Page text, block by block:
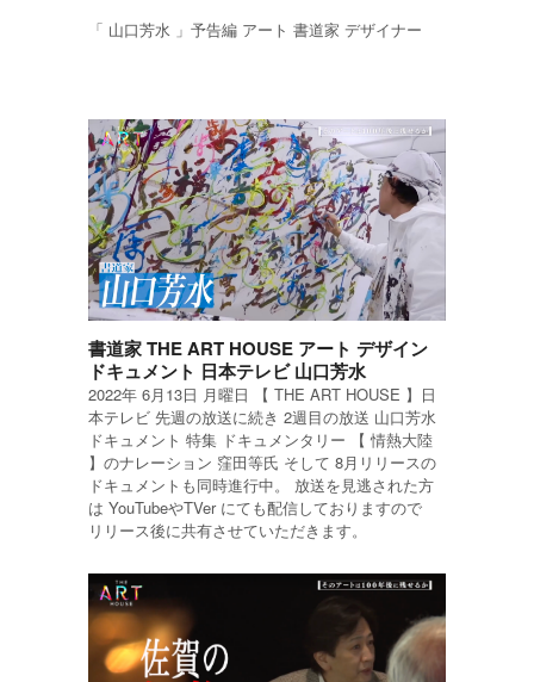
「 山口芳水 」予告編 アート 書道家 デザイナー
書道家 THE ART HOUSE アート デザイン
ドキュメント 日本テレビ 山口芳水
2022年 6月13日 月曜日 【 THE ART HOUSE 】日
本テレビ 先週の放送に続き 2週目の放送 山口芳水
ドキュメント 特集 ドキュメンタリー 【 情熱大陸
】のナレーション 窪田等氏 そして 8月リリースの
ドキュメントも同時進行中。 放送を見逃された方
は YouTubeやTVer にても配信しておりますので
リリース後に共有させていただきます。